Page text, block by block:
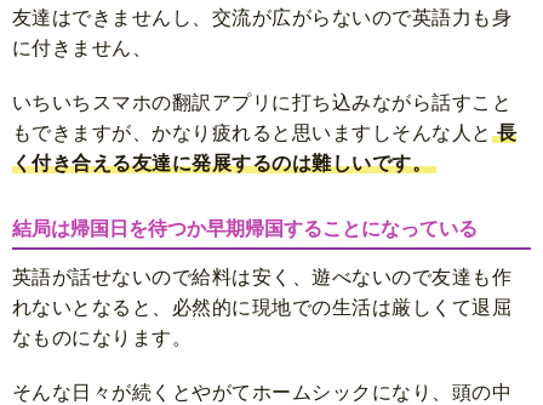
友達はできませんし、交流が広がらないので英語力も身
に付きません、
いちいちスマホの翻訳アプリに打ち込みながら話すこと
もできますが、かなり疲れると思いますしそんな人と 長
く付き合える友達に発展するのは難しいです。
結局は帰国日を待つか早期帰国することになっている
英語が話せないので給料は安く、遊べないので友達も作
れないとなると、必然的に現地での生活は厳しくて退屈
なものになります。
そんな日々が続くとやがてホームシックになり、頭の中